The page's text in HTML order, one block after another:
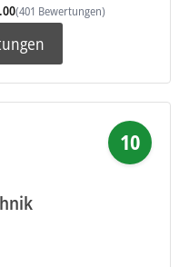
(401 Bewertungen)
10